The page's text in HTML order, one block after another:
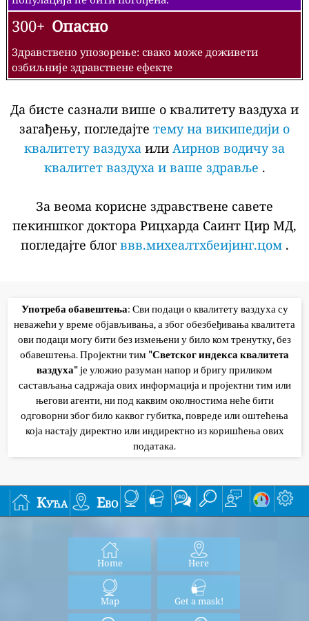
300+ Опасно
Здравствено упозорење: свако може доживети
озбиљније здравствене ефекте
Да бисте сазнали више о квалитету ваздуха и
загађењу, погледајте тему на википедији о
квалитету ваздуха или Аирнов водичу за
квалитет ваздуха и ваше здравље .
За веома корисне здравствене савете
пекиншког доктора Рицхарда Саинт Цир МД,
погледајте блог ввв.михеалтхбеијинг.цом.
Употреба обавештења: Сви подаци о квалитету ваздуха су
неважећи у време објављивања, а због обезбеђивања квалитета
ови подаци могу бити без измењени у било ком тренутку, без
обавештења. Пројектни тим "Светског индекса квалитета
ваздуха"је уложио разуман напор и бригу приликом
састављања садржаја ових информација и пројектни тим или
његови агенти, ни под каквим околностима неће бити
одговорни због било каквог губитка, повреде или оштећења
која настају директно или индиректно из коришћења ових
података.
Кућа Ево
Home Here
Map Get a mask!